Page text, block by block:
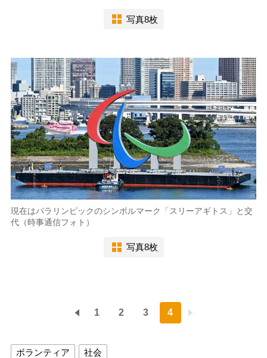
写真8枚
現在はパラリンピックのシンボルマーク「スリーアギトス」と交
代（時事通信フォト）
写真8枚
1 2 3 4
ボランティア 社会